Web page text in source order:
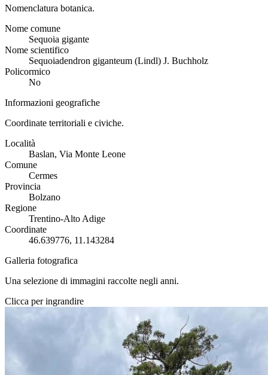
Nomenclatura botanica.
Nome comune
Sequoia gigante
Nome scientifico
Sequoiadendron giganteum (Lindl) J. Buchholz
Policormico
No
Informazioni geografiche
Coordinate territoriali e civiche.
Località
Baslan, Via Monte Leone
Comune
Cermes
Provincia
Bolzano
Regione
Trentino-Alto Adige
Coordinate
46.639776, 11.143284
Galleria fotografica
Una selezione di immagini raccolte negli anni.
Clicca per ingrandire